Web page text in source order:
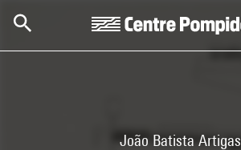
João Batista Artigas